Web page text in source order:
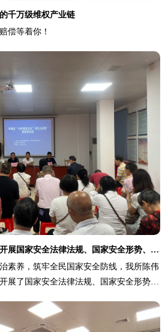
千万级维权产业链
偿等着你！
【简讯】我所陈伟杰律师开展国家安全法律法规、国家安全形势、反间谍安全防范暨法律明白人专题讲座
素养，筑牢全民国家安全防线，我所陈伟
展了国家安全法律法规、国家安全形势、
律师在南庄镇吉利社区开展了国家安全法
间谍安全防范暨法律明白人专题讲座，辖